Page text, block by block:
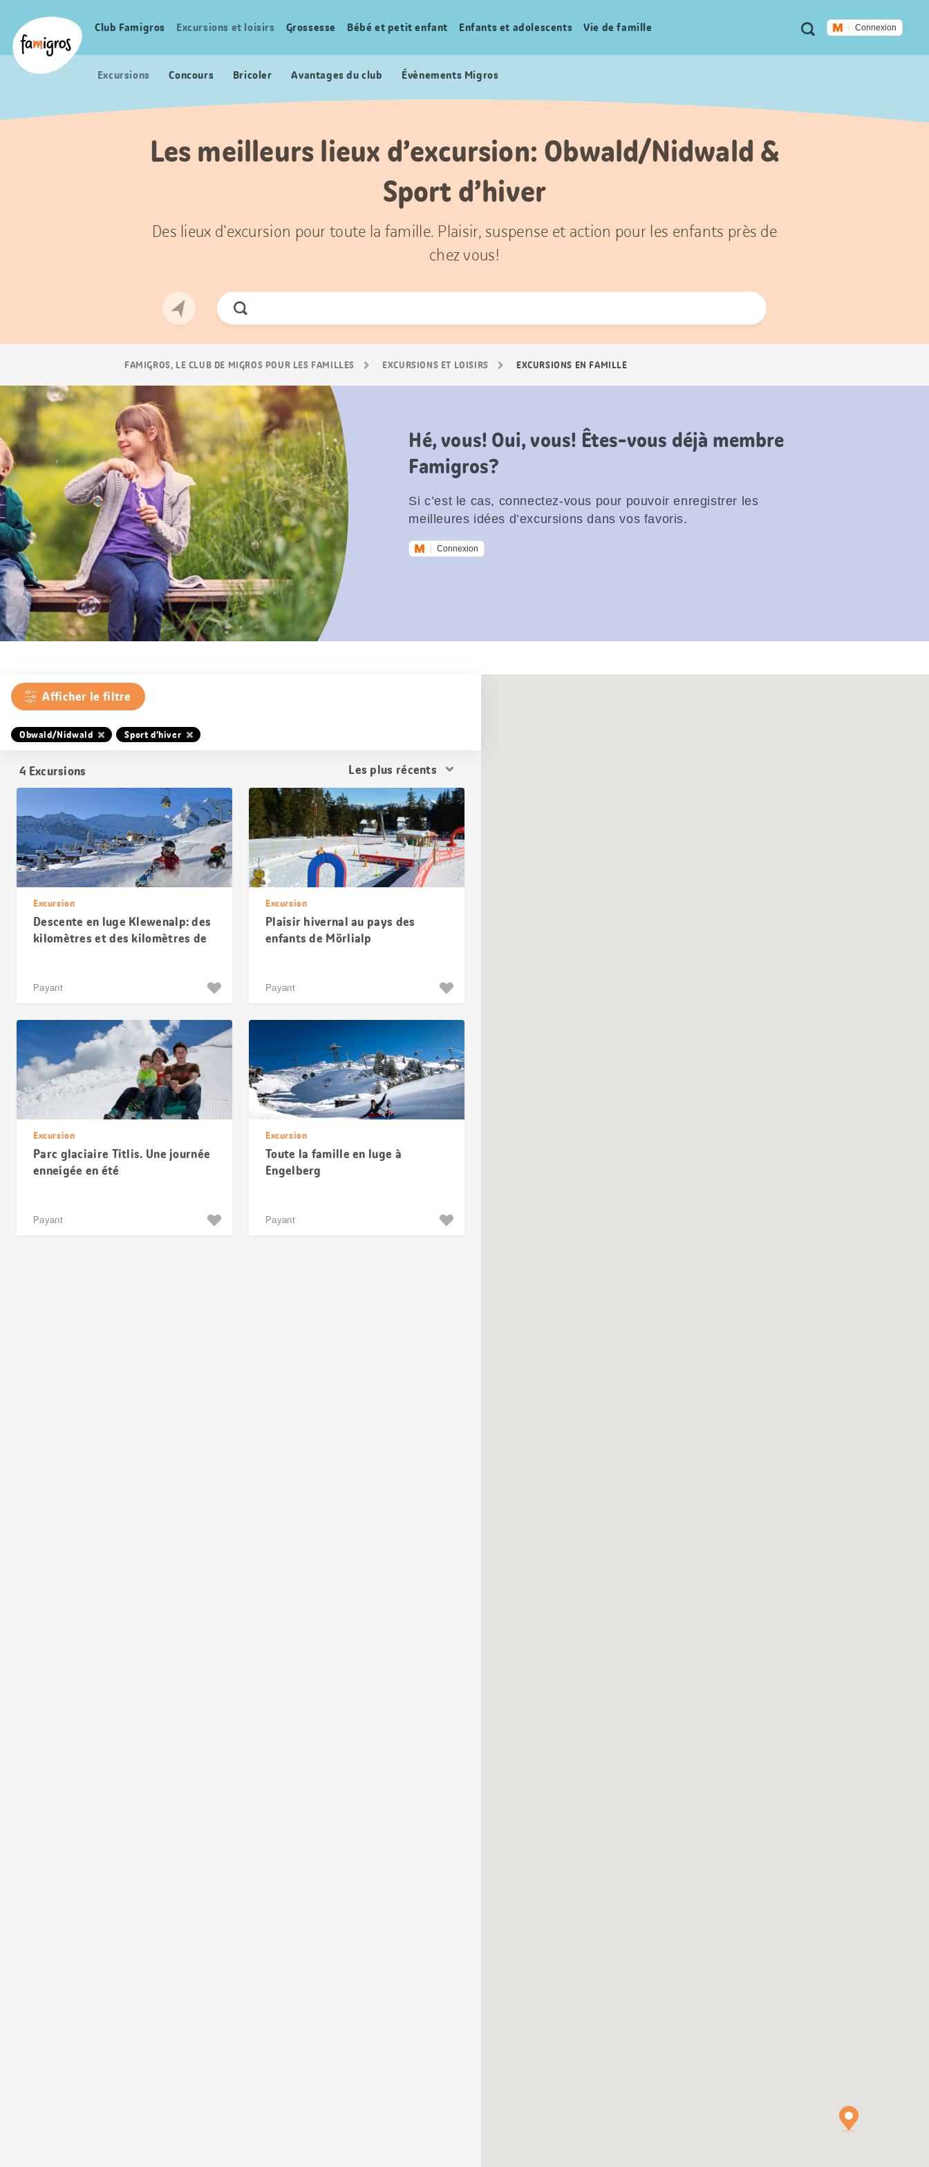
navigation
Logo
Métanavigation
RechercheConnexion
Navigation
Club Famigros Excursions et loisirs Grossesse Bébé et petit enfant Enfants et adolescents Vie de famille
Excursions Concours Bricoler Avantages du club Évènements Migros
Les meilleurs lieux d’excursion: Obwald/Nidwald &
Sport d’hiver
Des lieux d’excursion pour toute la famille. Plaisir, suspense et action pour les enfants près de
chez vous!
Chercher
FAMIGROS, LE CLUB DE MIGROS POUR LES FAMILLES EXCURSIONS ET LOISIRS EXCURSIONS EN FAMILLE
Hé, vous! Oui, vous! Êtes-vous déjà membre
Famigros?
Si c’est le cas, connectez-vous pour pouvoir enregistrer les
meilleures idées d’excursions dans vos favoris.
Connexion
Afficher le filtre
Obwald/Nidwald Sport d’hiver
4 Excursions
Trier
résultats
Excursion
Descente en luge Klewenalp: des
kilomètres et des kilomètres de
Payant
Excursion
Plaisir hivernal au pays des
enfants de Mörlialp
Payant
Excursion
Parc glaciaire Titlis. Une journée
enneigée en été
Payant
Excursion
Toute la famille en luge à
Engelberg
Payant